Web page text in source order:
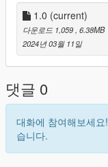
1.0 (current)
다운로드 1,059, 6.38MB
2024년 03월 11일
댓글 0
대화에 참여해보세요!
습니다.